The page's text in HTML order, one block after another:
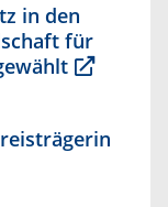
in den
für